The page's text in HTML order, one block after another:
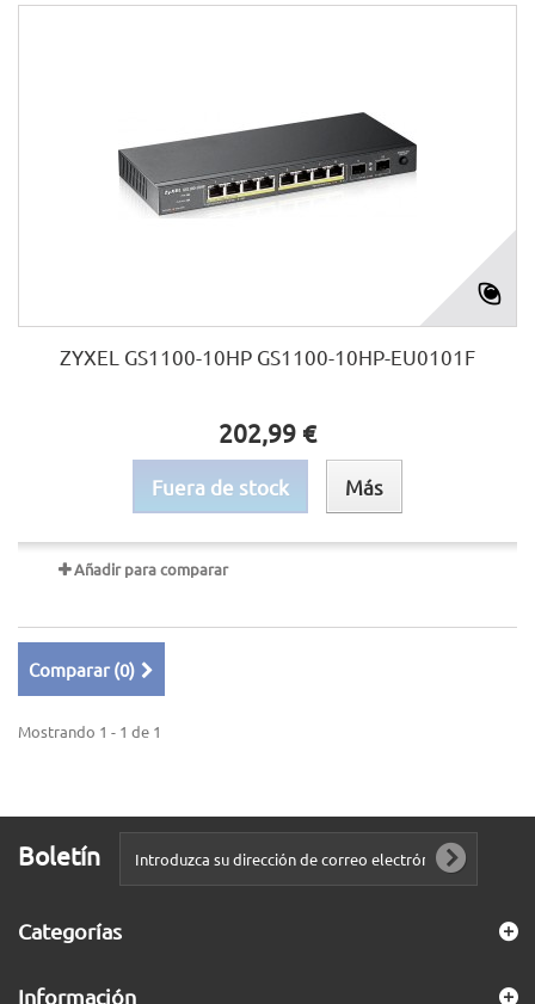
ZYXEL GS1100-10HP GS1100-10HP-EU0101F
202,99 €
Fuera de stock Más
Añadir para comparar
Comparar (0)
Mostrando 1 - 1 de 1
Boletín
Categorías
Información